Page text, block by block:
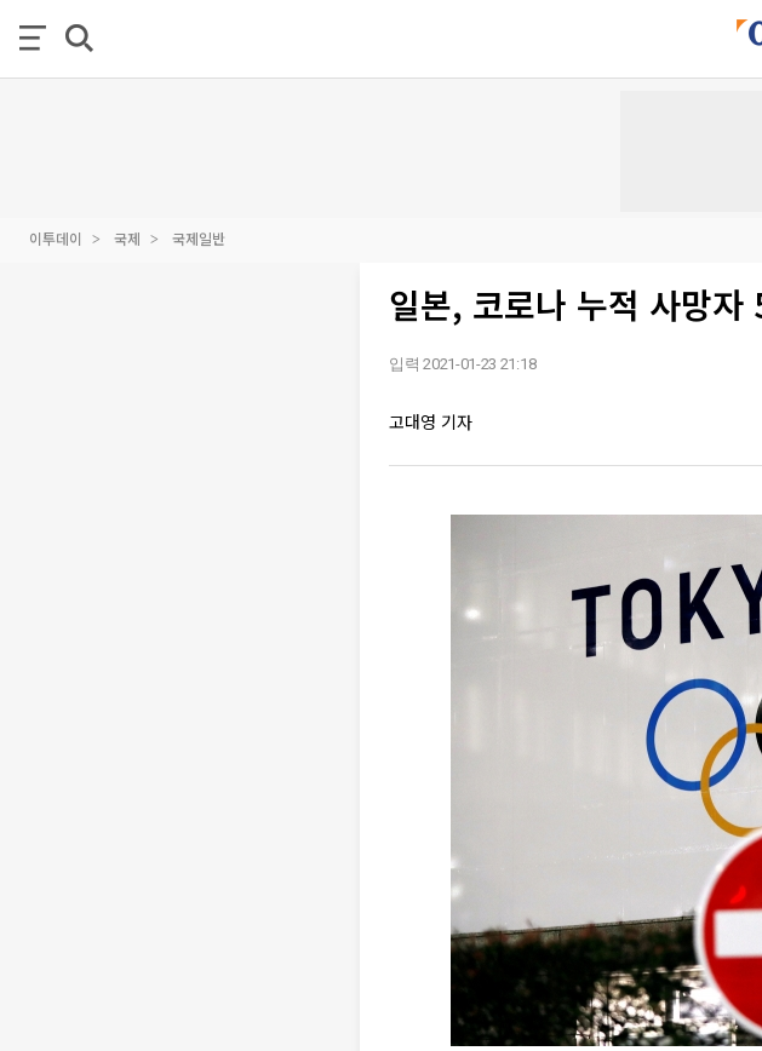
이투데이 국제 국제일반
일본, 코로나 누적 사망자
입력 2021-01-23 21:18
고대영 기자